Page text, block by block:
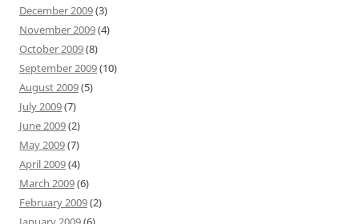
December 2009(3)
November 2009(4)
October 2009(8)
September 2009(10)
August 2009(5)
July 2009(7)
June 2009(2)
May 2009(7)
April 2009(4)
March 2009(6)
February 2009(2)